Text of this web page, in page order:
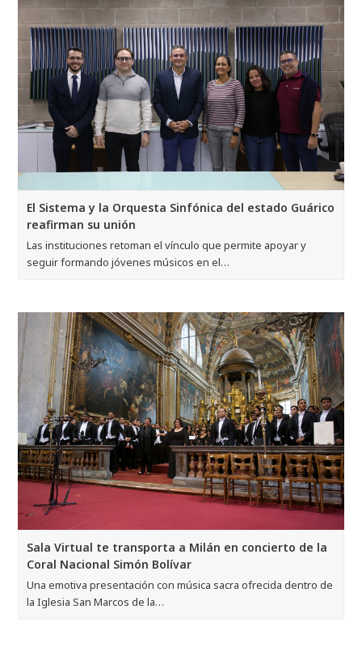
El Sistema y la Orquesta Sinfónica del estado Guárico
reafirman su unión
Las instituciones retoman el vínculo que permite apoyar y
seguir formando jóvenes músicos en el…
Sala Virtual te transporta a Milán en concierto de la
Coral Nacional Simón Bolívar
Una emotiva presentación con música sacra ofrecida dentro de
la Iglesia San Marcos de la…